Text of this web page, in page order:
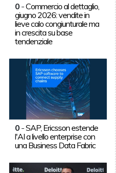
0 -Commercio al dettaglio,
giugno 2026: vendite in
lieve calo congiunturale ma
in crescita su base
tendenziale
0 -SAP, Ericsson estende
l'AI a livello enterprise con
una Business Data Fabric